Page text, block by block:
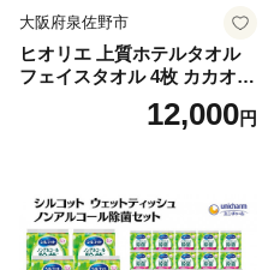
大阪府泉佐野市
ヒオリエ 上質ホテルタオル
フェイスタオル 4枚 カカオ
【タオル 泉州タオル 吸水 普
段使い 無地 シンプル 日用品
12,000円